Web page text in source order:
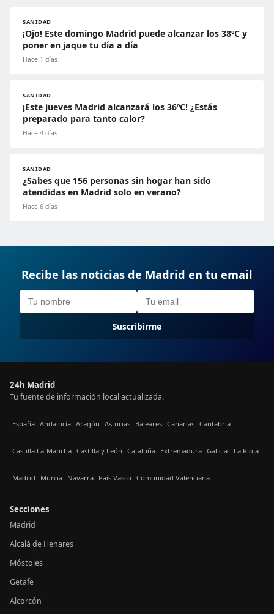
SANIDAD
¡Ojo! Este domingo Madrid puede alcanzar los 38ºC y
poner en jaque tu día a día
Hace 1 días
SANIDAD
¡Este jueves Madrid alcanzará los 36ºC! ¿Estás
preparado para tanto calor?
Hace 4 días
SANIDAD
¿Sabes que 156 personas sin hogar han sido
atendidas en Madrid solo en verano?
Hace 6 días
Recibe las noticias de Madrid en tu email
Suscribirme
24h Madrid
Tu fuente de información local actualizada.
España Andalucía Aragón Asturias Baleares Canarias Cantabria
Castilla La-Mancha Castilla y León Cataluña Extremadura Galicia La Rioja
Madrid Murcia Navarra País Vasco Comunidad Valenciana
Secciones
Madrid
Alcalá de Henares
Móstoles
Getafe
Alcorcón